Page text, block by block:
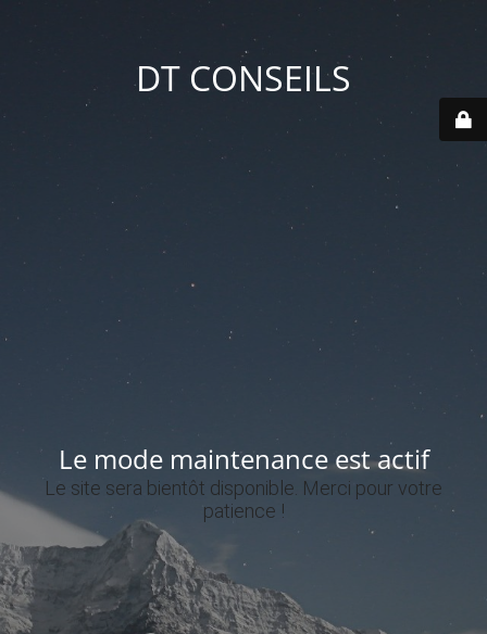
DT CONSEILS
Le mode maintenance est actif
Le site sera bientôt disponible. Merci pour votre
patience !